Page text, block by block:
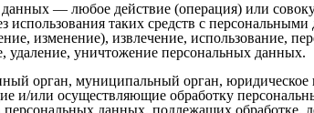
— любое действие (операция) или
использования таких средств с
изменение), извлечение, использование,
удаление, уничтожение персональных данных.
орган, муниципальный орган, юридическое
и/или осуществляющие обработку
персональных данных, подлежащих